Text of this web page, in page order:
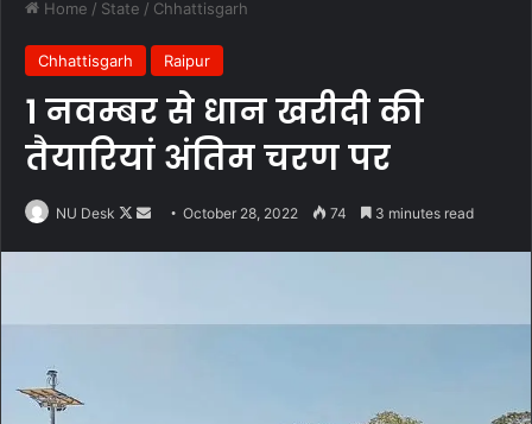
Home / State / Chhattisgarh
Chhattisgarh Raipur
1 नवम्बर से धान खरीदी की
तैयारियां अंतिम चरण पर
NU Desk
Follow
SendOctober 28, 2022 74 3 minutes read